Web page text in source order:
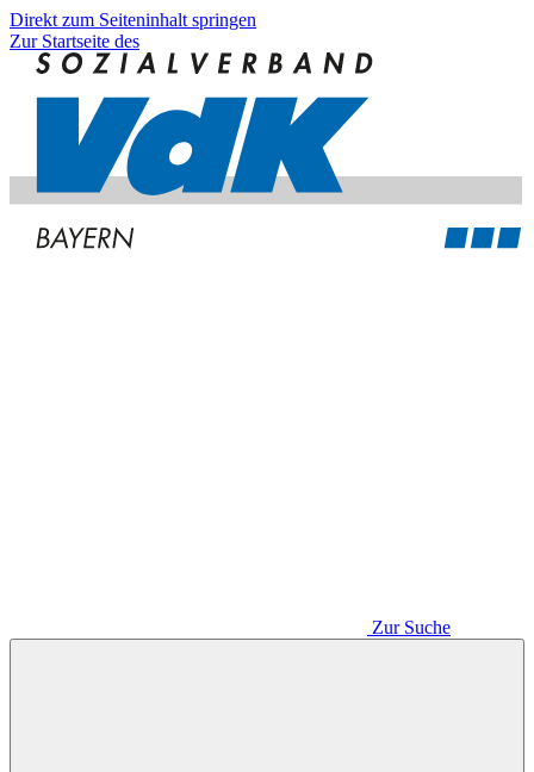
Direkt zum Seiteninhalt springen
Zur Startseite des
Zur Suche